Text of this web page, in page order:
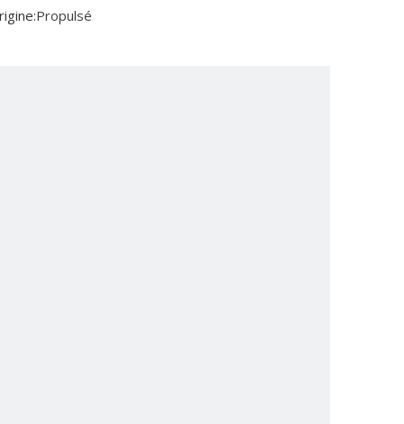
Propulsé